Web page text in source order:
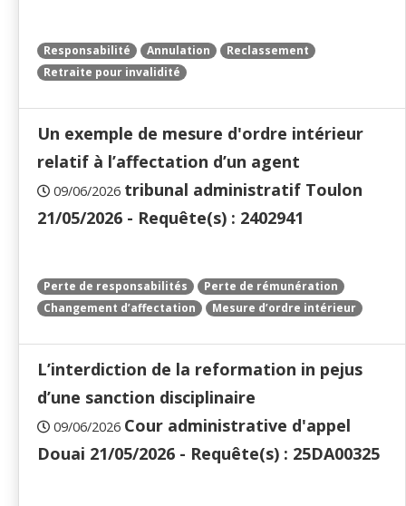
Responsabilité Annulation
Reclassement
Retraite pour invalidité
Un exemple de mesure d'ordre intérieur
relatif à l’affectation d’un agent
09/06/2026 tribunal administratif Toulon
21/05/2026 - Requête(s) : 2402941
Perte de responsabilités
Perte de rémunération
Changement d’affectation
Mesure d’ordre intérieur
L’interdiction de la reformation in pejus
d’une sanction disciplinaire
09/06/2026 Cour administrative d'appel
Douai 21/05/2026 - Requête(s) : 25DA00325